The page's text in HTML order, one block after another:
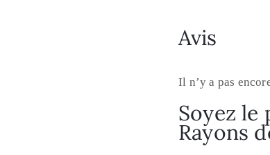
Avis
Il n’y a pas
Soyez le
Rayons